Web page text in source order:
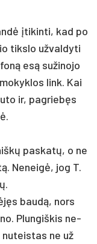
įti­kin­ti, kad po
tiks­lo už­val­dy­ti
esą su­ži­no­jo
link. Kai
ir, pa­griebęs
pa­skatų, o ne
Ne­neigė, jog T.
baudą, nors
Plun­giš­kis ne­
ne už